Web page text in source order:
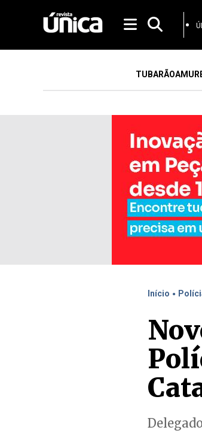
TUBARÃO
Início .